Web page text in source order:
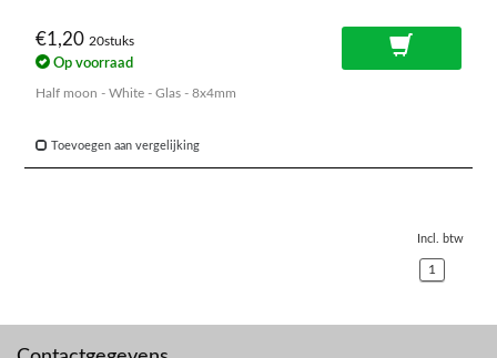
€1,20 20stuks
Op voorraad
Half moon - White - Glas - 8x4mm
Toevoegen aan vergelijking
Incl. btw
1